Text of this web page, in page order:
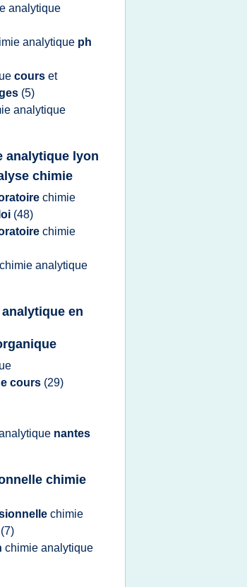
analytique
analytique ph
cours et
(5)
analytique
analytique lyon
chimie
chimie
(48)
chimie
chimie analytique
en
cours (29)
nantes
chimie
chimie
(7)
chimie analytique